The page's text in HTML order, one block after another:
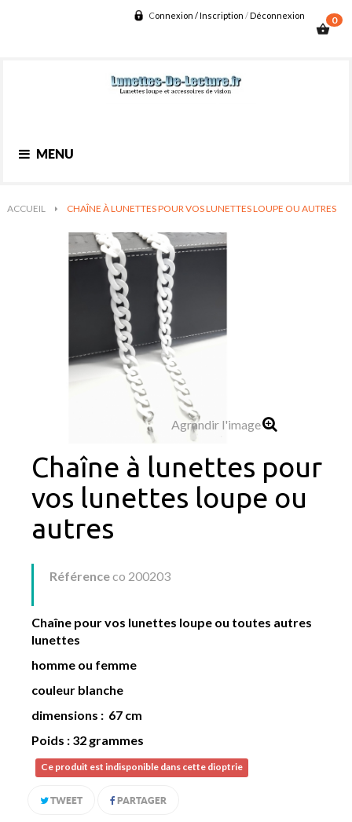
shopping_basket
0
Connexion / Inscription /Déconnexion
la
MENU
ACCUEIL > CHAÎNE À LUNETTES POUR VOS LUNETTES LOUPE OU AUTRES
Agrandir l'image
Chaîne à lunettes pour
vos lunettes loupe ou
autres
Référenceco 200203
Chaîne pour vos lunettes loupe ou toutes autres
lunettes
homme ou femme
couleur blanche
dimensions : 67 cm
Poids : 32 grammes
Ce produit est indisponible dans cette dioptrie
TWEET PARTAGER